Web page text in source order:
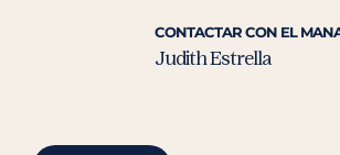
CONTACTAR CON EL
Judith Estrella